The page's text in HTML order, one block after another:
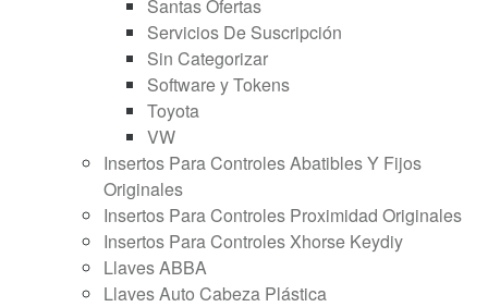
Santas Ofertas
Servicios De Suscripción
Sin Categorizar
Software y Tokens
Toyota
VW
Insertos Para Controles Abatibles Y Fijos
Originales
Insertos Para Controles Proximidad Originales
Insertos Para Controles Xhorse Keydiy
Llaves ABBA
Llaves Auto Cabeza Plástica